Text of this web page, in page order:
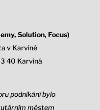
Solution, Focus)
v Karviné
40 Karviná
podnikání bylo
městem